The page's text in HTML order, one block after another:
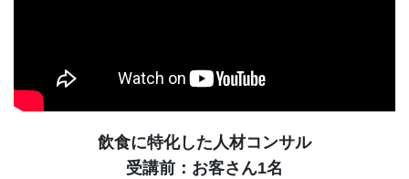
飲食に特化した人材コンサル
受講前：お客さん1名